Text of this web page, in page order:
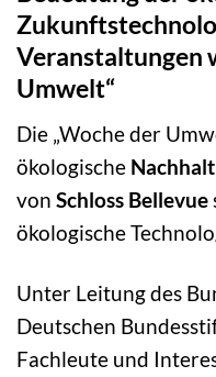
Veranstaltungen
Umwelt“
Die „Woche der
ökologische
von Schloss Bellevue
ökologische
Unter Leitung des
Deutschen
Fachleute und